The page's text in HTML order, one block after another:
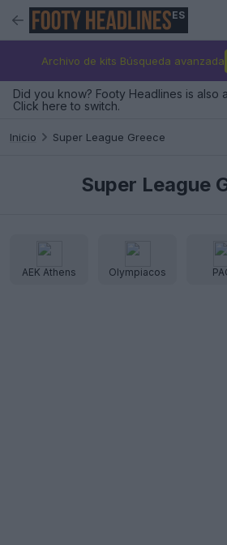
ES
Archivo de kits Búsqueda avanzada
Did you know? Footy Headlines is also
Click here to switch.
Inicio Super League Greece
Super League
AEK Athens Olympiacos